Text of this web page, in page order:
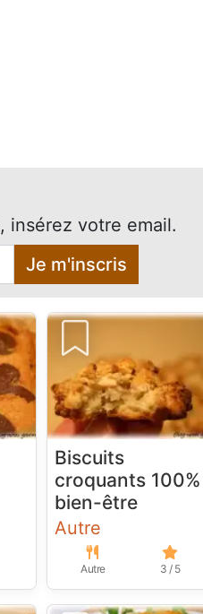
, insérez votre email.
Je m'inscris
Biscuits
croquants 100%
bien-être
Autre
Autre 3 / 5